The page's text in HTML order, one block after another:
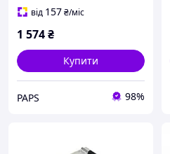
від 157₴/міс
1 574₴
Купити
PAPS 98%